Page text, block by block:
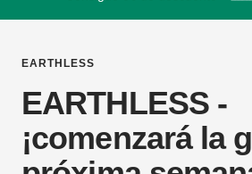
EARTHLESS
EARTHLESS -
¡comenzará la